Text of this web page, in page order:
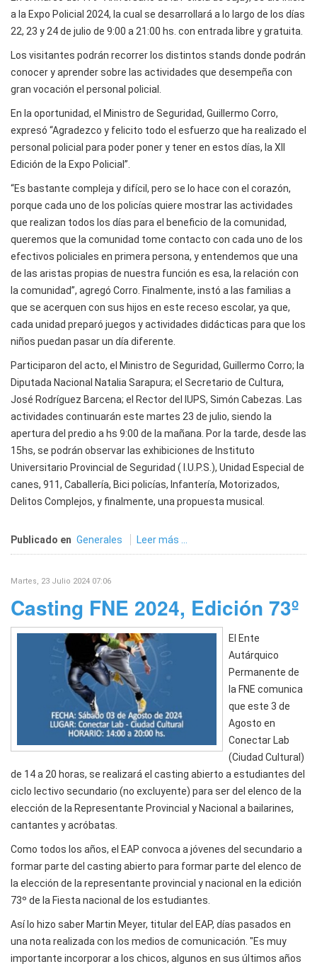
a la Expo Policial 2024, la cual se desarrollará a lo largo de los días
22, 23 y 24 de julio de 9:00 a 21:00 hs. con entrada libre y gratuita.
Los visitantes podrán recorrer los distintos stands donde podrán
conocer y aprender sobre las actividades que desempeña con
gran vocación el personal policial.
En la oportunidad, el Ministro de Seguridad, Guillermo Corro,
expresó “Agradezco y felicito todo el esfuerzo que ha realizado el
personal policial para poder poner y tener en estos días, la Xll
Edición de la Expo Policial”.
“Es bastante compleja y difícil, pero se lo hace con el corazón,
porque cada uno de los policías quiere mostrar las actividades
que realizan todos los días para el beneficio de la comunidad,
queremos que la comunidad tome contacto con cada uno de los
efectivos policiales en primera persona, y entendemos que una
de las aristas propias de nuestra función es esa, la relación con
la comunidad”, agregó Corro. Finalmente, instó a las familias a
que se acerquen con sus hijos en este receso escolar, ya que,
cada unidad preparó juegos y actividades didácticas para que los
niños puedan pasar un día diferente.
Participaron del acto, el Ministro de Seguridad, Guillermo Corro; la
Diputada Nacional Natalia Sarapura; el Secretario de Cultura,
José Rodríguez Barcena; el Rector del IUPS, Simón Cabezas. Las
actividades continuarán este martes 23 de julio, siendo la
apertura del predio a hs 9:00 de la mañana. Por la tarde, desde las
15hs, se podrán observar las exhibiciones de Instituto
Universitario Provincial de Seguridad ( I.U.P.S.), Unidad Especial de
canes, 911, Caballería, Bici policías, Infantería, Motorizados,
Delitos Complejos, y finalmente, una propuesta musical.
Publicado en Generales Leer más ...
Martes, 23 Julio 2024 07:06
Casting FNE 2024, Edición 73º
El Ente
Autárquico
Permanente de
la FNE comunica
que este 3 de
Agosto en
Conectar Lab
(Ciudad Cultural)
de 14 a 20 horas, se realizará el casting abierto a estudiantes del
ciclo lectivo secundario (no excluyente) para ser del elenco de la
elección de la Representante Provincial y Nacional a bailarines,
cantantes y acróbatas.
Como todos los años, el EAP convoca a jóvenes del secundario a
formar parte del casting abierto para formar parte del elenco de
la elección de la representante provincial y nacional en la edición
73º de la Fiesta nacional de los estudiantes.
Así lo hizo saber Martin Meyer, titular del EAP, días pasados en
una nota realizada con los medios de comunicación. "Es muy
importante incorporar a los chicos, algunos en sus últimos años